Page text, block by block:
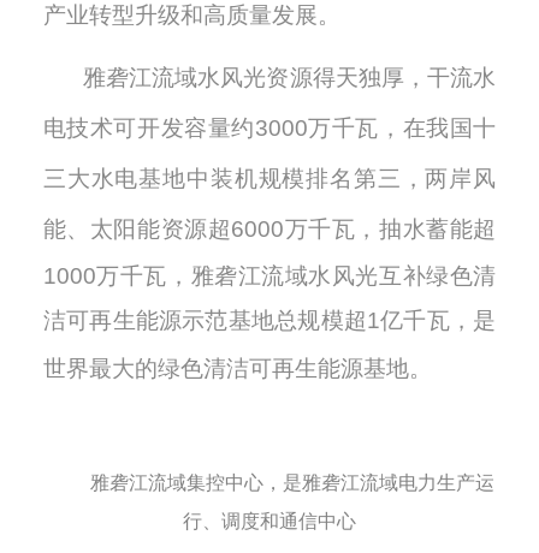
产业转型升级和高质量发展。
雅砻江流域水风光资源得天独厚，干流水
电技术可开发容量约3000万千瓦，在我国十
三大水电基地中装机规模排名第三，两岸风
能、太阳能资源超6000万千瓦，抽水蓄能超
1000万千瓦，雅砻江流域水风光互补绿色清
洁可再生能源示范基地总规模超1亿千瓦，是
世界最大的绿色清洁可再生能源基地。
雅砻江流域集控中心，是雅砻江流域电力生产运
行、调度和通信中心